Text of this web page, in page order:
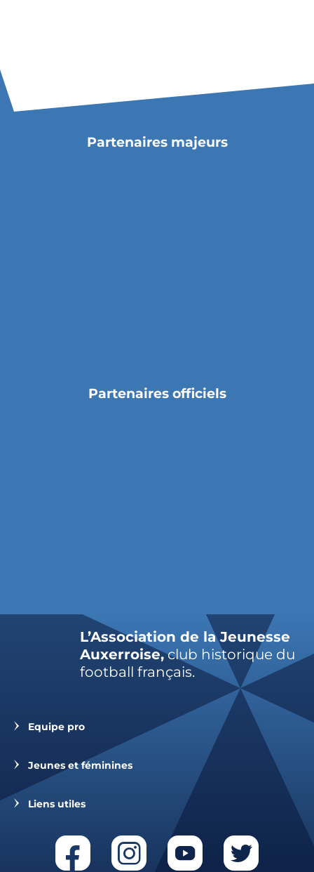
Partenaires majeurs
Partenaires officiels
L’Association de la Jeunesse
Auxerroise,club historique du
football français.
Equipe pro
Jeunes et féminines
Liens utiles